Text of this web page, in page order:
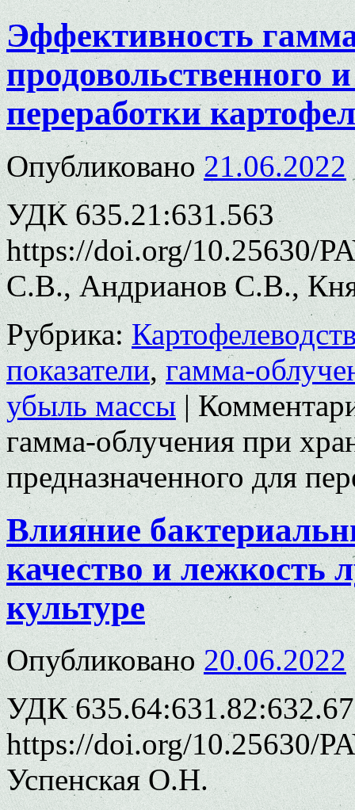
Эффективность
продовольственного
переработки
Опубликовано 21.06.2022
УДК 635.21:631.563
https://doi.org/10.25630/
С.В., Андрианов С.В.,
Рубрика:
показатели,гамма-
убыль массы |
гамма-облучения при
предназначенного для
Влияние
качество и лежкость
культуре
Опубликовано 20.06.2022
УДК 635.64:631.82:632.67
https://doi.org/10.25630/
Успенская О.Н.